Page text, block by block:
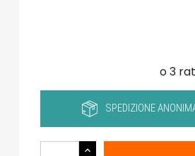
SPEDIZIONE